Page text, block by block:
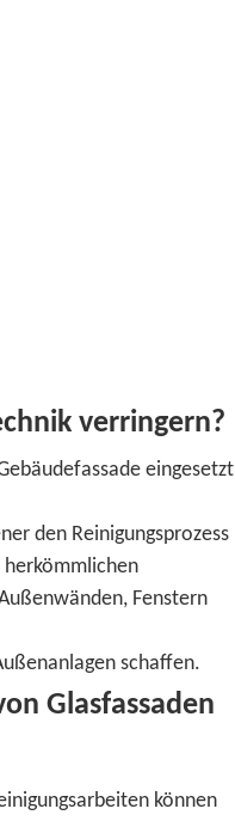
verringern?
eingesetzt
den Reinigungsprozess
herkömmlichen
Fenstern
schaffen.
Glasfassaden
können